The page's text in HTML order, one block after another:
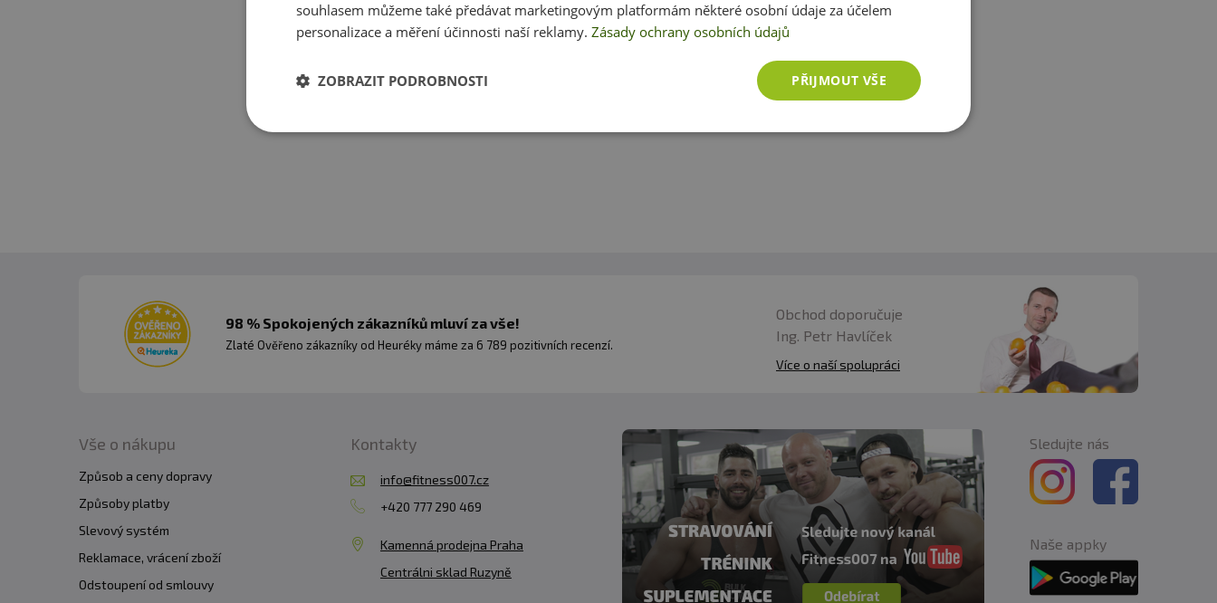
359 Kč
sklademihned k expedici 2 varianty
590 Kč
sklademihned k expedici
Vybrat variantu
98 % Spokojených zákazníků mluví za vše!
Zlaté Ověřeno zákazníky od Heuréky máme za 6 789 pozitivních recenzí.
Obchod doporučuje
Ing. Petr Havlíček
Více o naší spolupráci
Vše o nákupu
Způsob a ceny dopravy
Způsoby platby
Slevový systém
Reklamace, vrácení zboží
Odstoupení od smlouvy
Kontakty
info@fitness007.cz
+420 777 290 469
Kamenná prodejna Praha
Centrálni sklad Ruzyně
Sledujte nás
Naše appky
souhlasem můžeme také předávat marketingovým platformám některé osobní údaje za účelem
personalizace a měření účinnosti naší reklamy. Zásady ochrany osobních údajů
PŘIJMOUT VŠE
ZOBRAZIT PODROBNOSTI